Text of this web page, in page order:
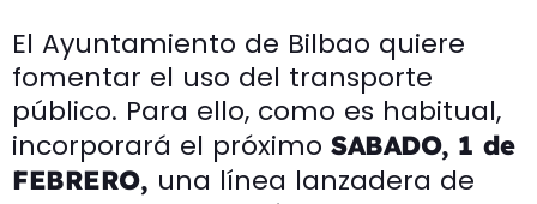
El Ayuntamiento de Bilbao quiere
fomentar el uso del transporte
público. Para ello, como es habitual,
incorporará el próximo SABADO, 1 de
FEBRERO, una línea lanzadera de